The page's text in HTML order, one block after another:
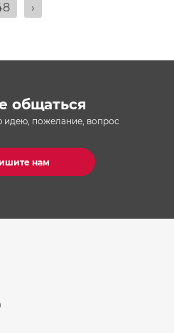
›
общаться
идею, пожелание, вопрос
нам